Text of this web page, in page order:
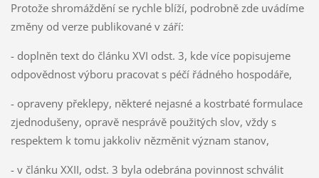
Protože shromáždění se rychle blíží, podrobně zde uvádíme
změny od verze publikované v září:
- doplněn text do článku XVI odst. 3, kde více popisujeme
odpovědnost výboru pracovat s péčí řádného hospodáře,
- opraveny překlepy, některé nejasné a kostrbaté formulace
zjednodušeny, opravě nesprávě použitých slov, vždy s
respektem k tomu jakkoliv nězměnit význam stanov,
- v článku XXII, odst. 3 byla odebrána povinnost schválit